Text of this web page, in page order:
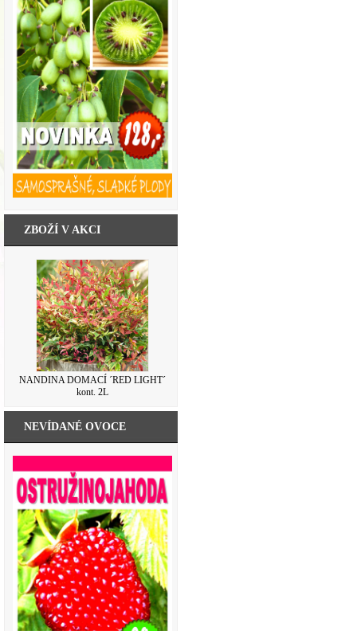
ZBOŽÍ V AKCI
NANDINA DOMACÍ ´RED LIGHT´
kont. 2L
NEVÍDANÉ OVOCE